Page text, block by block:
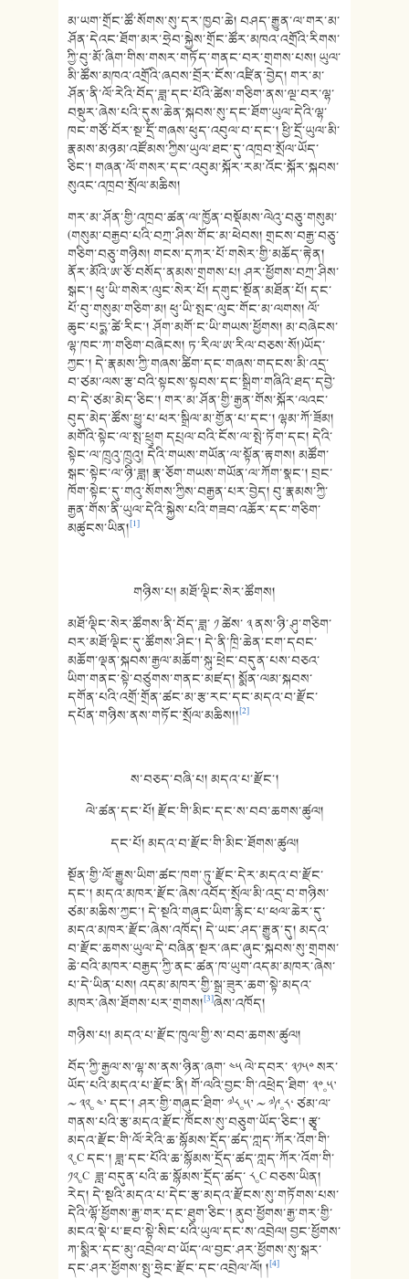
མ་ཡག་གྲོང་ཚོ་སོགས་སུ་དར་ཁྱབ་ཆེ། བཤད་རྒྱུན་ལ་གར་མ་
ཤོན་དེའང་ཐོག་མར་ཧྲེབ་སྐྱེས་གྲོང་ཚོར་མཁའ་འགྲོའི་རིགས་
ཀྱི་བུ་མོ་ཞིག་གིས་གསར་གཏོད་གནང་བར་གྲགས་པས། ཡུལ་
མི་ཚོས་མཁའ་འགྲོའི་ཞབས་བྲོར་ངོས་འཛིན་བྱེད། གར་མ་
ཤོན་ནི་ལོ་རེའི་བོད་ཟླ་དང་པོའི་ཚེས་གཅིག་ནས་ལྔ་བར་ལྷ་
བསྡུར་ཞེས་པའི་དུས་ཆེན་སྐབས་སུ་དང་ཐོག་ཡུལ་དེའི་ལྷ་
ཁང་གཙོ་བོར་སྔ་དྲོ་གཞས་ཕུད་འབུལ་བ་དང་། ཕྱི་དྲོ་ཡུལ་མི་
རྣམས་མཉམ་འཛོམས་ཀྱིས་ཡུལ་ཐང་དུ་འཁྲབ་སྲོལ་ཡོད་
ཅིང་། གཞན་ལོ་གསར་དང་འབུམ་སྐོར་རམ་འོང་སྐོར་སྐབས་
སུའང་འཁྲབ་སྲོལ་མཆིས།
གར་མ་ཤོན་གྱི་འཁྲབ་ཚན་ལ་ཁྱོན་བསྡོམས་ལེའུ་བཅུ་གསུམ་
(གསུམ་བརྒྱབ་པའི་བཀྲ་ཤིས་གོང་མ་ཕེབས། གྲངས་བརྒྱ་བཅུ་
གཅིག་བཅུ་གཉིས། གངས་དཀར་པོ་གསེར་གྱི་མཆོད་རྟེན།
ནོར་མོའི་ཨ་ཅོ་བསོད་ནམས་གྲགས་པ། ཤར་ཕྱོགས་བཀྲ་ཤིས་
སྒང་། ཕུ་ཡི་གསེར་ལུང་སེར་པོ། དགུང་སྔོན་མཐོན་པོ། དང་
པོ་བུ་གསུམ་གཅིག་མ། ཕུ་ཡི་སྤང་ལུང་གོང་མ་ལགས། ལོ་
ཆུང་པདྨ་ཚེ་རིང་། ཤོག་མགོ་ང་ཡི་གཡས་ཕྱོགས། མ་བཞེངས་
ལྷ་ཁང་ཀ་གཅིག་བཞེངས། ཏ་རིལ་ཨ་རིལ་བཅས་སོ།)ཡོད་
ཀྱང་། དེ་རྣམས་ཀྱི་གཞས་ཚིག་དང་གཞས་གདངས་མི་འདྲ་
བ་ཙམ་ལས་རྩ་བའི་སྟངས་སྟབས་དང་སྒྲིག་གཞིའི་ཐད་དབྱེ་
བ་དེ་ཙམ་མེད་ཅིང་། གར་མ་ཤོན་གྱི་རྒྱན་གོས་སྐོར་ལའང་
བུད་མེད་ཚོས་ཕྱུ་པ་ཕར་སྒྲིལ་མ་གྱོན་པ་དང་། ལྷམ་ཀོ་ཟོམ།
མགོའི་སྟེང་ལ་སྤ་ཕྲུག དཔྲལ་བའི་ངོས་ལ་སྤེ་ཏོག་དང། དེའི་
སྟེང་ལ་ཁྲུའུ་ཁྲུའུ། དེའི་གཡས་གཡོན་ལ་སྟོན་རྟགས། མཚོག་
སྒང་སྟེང་ལ་ཉི་ཟླ། རྣ་ཅོག་གཡས་གཡོན་ལ་ཀོག་སྣང་། བྲང་
ཁོག་སྟེང་དུ་གའུ་སོགས་ཀྱིས་བརྒྱན་པར་བྱེད། བུ་རྣམས་ཀྱི་
རྒྱན་གོས་ནི་ཡུལ་དེའི་སྐྱེས་པའི་གཟབ་འཆོར་དང་གཅིག་
མཚུངས་ཡིན།[1]
གཉིས་པ། མཐོ་ལྡིང་སེར་ཚོགས།
མཐོ་ལྡིང་སེར་ཚོགས་ནི་བོད་ཟླ་ ༡ ཚེས་ ༣ ནས་ཉི་ཤུ་གཅིག་
བར་མཐོ་ལྡིང་དུ་ཚོགས་ཤིང་། དེ་ནི་ཁྲི་ཆེན་ངག་དབང་
མཆོག་ལྡན་སྐབས་རྒྱལ་མཆོག་སྐུ་ཕྲེང་བདུན་པས་བཅའ་
ཡིག་གནང་སྟེ་བཙུགས་གནང་མཛད། སྨོན་ལམ་སྐབས་
དགོན་པའི་འགྲོ་གྲོན་ཚང་མ་རྩ་རང་དང་མདའ་བ་རྫོང་
དཔོན་གཉིས་ནས་གཏོང་སྲོལ་མཆིས།།[2]
ས་བཅད་བཞི་པ། མདའ་པ་རྫོང་།
ལེ་ཚན་དང་པོ། རྫོང་གི་མིང་དང་ས་བབ་ཆགས་ཚུལ།
དང་པོ། མདའ་བ་རྫོང་གི་མིང་ཐོགས་ཚུལ།
སྔོན་གྱི་ལོ་རྒྱུས་ཡིག་ཚང་ཁག་ཏུ་རྫོང་དེར་མདའ་བ་རྫོང་
དང་། མདའ་མཁར་རྫོང་ཞེས་འབོད་སྲོལ་མི་འདྲ་བ་གཉིས་
ཙམ་མཆིས་ཀྱང་། དེ་སྔའི་གཞུང་ཡིག་རྙིང་པ་ཕལ་ཆེར་དུ་
མདའ་མཁར་རྫོང་ཞེས་འཁོད། དེ་ཡང་ཤད་རྒྱུན་དུ། མདའ་
བ་རྫོང་ཆགས་ཡུལ་དེ་བཞིན་སྔར་ཞང་ཞུང་སྐབས་སུ་གྲགས་
ཆེ་བའི་མཁར་བརྒྱད་ཀྱི་ནང་ཚན་ཁ་ཡུག་འདམ་མཁར་ཞེས་
པ་དེ་ཡིན་པས། འདམ་མཁར་གྱི་སྒྲ་ཟུར་ཆག་སྟེ་མདའ་
མཁར་ཞེས་ཐོགས་པར་གྲགས།[3]ཞེས་འཁོད།
གཉིས་པ། མདའ་པ་རྫོང་ཁུལ་གྱི་ས་བབ་ཆགས་ཚུལ།
བོད་ཀྱི་རྒྱལ་ས་ལྷ་ས་ནས་ཉིན་ཞག་ ༤༥ ལེ་དབར་ ༣༡༥༠ སར་
ཡོད་པའི་མདའ་པ་རྫོང་ནི། གོ་ལའི་བྱང་གི་འཕྲེད་ཐིག་ ༣༠༚༥’
〜 ༣༢༚ ༤’ དང་། ཤར་གྱི་གཞུང་ཐིག་ ༧༨༚༥’ 〜 ༧༩༚༨‘ ཙམ་ལ་
གནས་པའི་རྩ་མདའ་རྫོང་ཁོངས་སུ་བཅུག་ཡོད་ཅིང་། རྩྭ་
མདའ་རྫོང་གི་ལོ་རེའི་ཆ་སྙོམས་དྲོད་ཚད་ཀླད་ཀོར་འོག་གི་
༢༚C དང་། ཟླ་དང་པོའི་ཆ་སྙོམས་དྲོད་ཚད་ཀླད་ཀོར་འོག་གི་
༡༢༚C ཟླ་བདུན་པའི་ཆ་སྙོམས་དྲོད་ཚད་ ༨༚C བཅས་ཡིན།
རེད། དེ་སྔའི་མདའ་པ་དེང་རྩ་མདའ་རྫོངས་སུ་གཏོགས་པས་
དེའི་ལྷོ་ཕྱོགས་རྒྱ་གར་དང་ཐུག་ཅིང་། ནུབ་ཕྱོགས་རྒྱ་གར་གྱི་
མངའ་སྡེ་པ་ཇབ་སྟེ་སིང་པའི་ཡུལ་དང་ས་འབྲེལ། བྱང་ཕྱོགས་
ཀ་སྨིར་དང་མུ་འབྲེལ་བ་ཡོད་ལ་བྱང་ཤར་ཕྱོགས་སུ་སྒར་
དང་ཤར་ཕྱོགས་སྤུ་ཧྲེང་རྫོང་དང་འབྲེལ་ལོ། །[4]